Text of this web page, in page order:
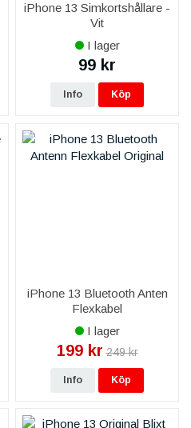
iPhone 13 Simkortshållare -
Vit
I lager
99 kr
Info Köp
iPhone 13 Bluetooth Anten
Flexkabel
I lager
199 kr 249 kr
Info Köp